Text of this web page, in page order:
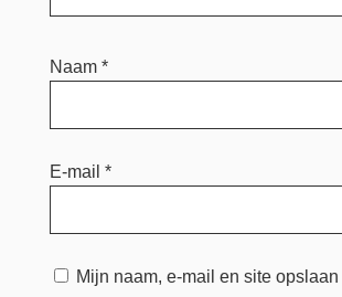
Naam *
E-mail *
Mijn naam, e-mail en site